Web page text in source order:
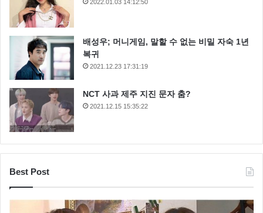
2022.01.03 14:12:50
배성우; 머니게임, 말할 수 없는 비밀 자숙 1년
복귀
2021.12.23 17:31:19
NCT 사과 제주 지진 문자 춤?
2021.12.15 15:35:22
Best Post